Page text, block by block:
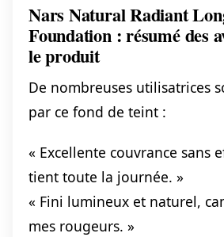
Nars Natural Radiant
Foundation : résumé des
le produit
De nombreuses utilisatrices
par ce fond de teint :
« Excellente couvrance sans
tient toute la journée. »
« Fini lumineux et naturel,
mes rougeurs. »